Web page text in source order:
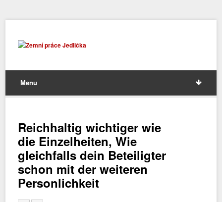
Menu
Reichhaltig wichtiger wie
die Einzelheiten, Wie
gleichfalls dein Beteiligter
schon mit der weiteren
Personlichkeit